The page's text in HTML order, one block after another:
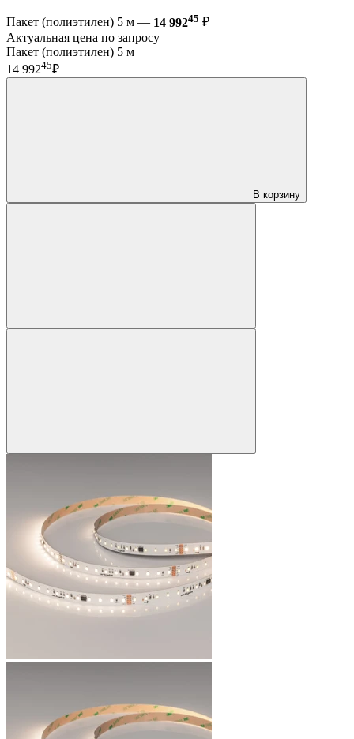
Пакет (полиэтилен) 5 м — 14 99245 ₽
Актуальная цена по запросу
Пакет (полиэтилен) 5 м
14 99245₽
В корзину